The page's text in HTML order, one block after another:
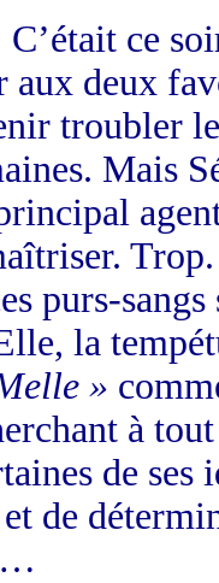
C’était ce
aux deux
troubler
Mais
purs-
la
»
à
de ses
de